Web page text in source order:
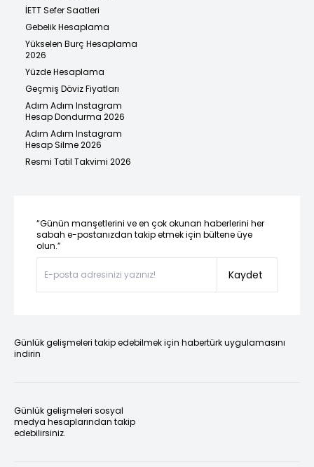
İETT Sefer Saatleri
Gebelik Hesaplama
Yükselen Burç Hesaplama
2026
Yüzde Hesaplama
Geçmiş Döviz Fiyatları
Adım Adım Instagram
Hesap Dondurma 2026
Adım Adım Instagram
Hesap Silme 2026
Resmi Tatil Takvimi 2026
“Günün manşetlerini ve en çok okunan haberlerini her
sabah e-postanızdan takip etmek için bültene üye
olun.”
Kaydet
Günlük gelişmeleri takip edebilmek için habertürk uygulamasını
indirin
Günlük gelişmeleri sosyal
medya hesaplarından takip
edebilirsiniz.